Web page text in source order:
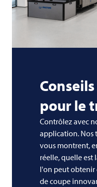
pour le
Contrôlez avec
application. Nos
vous montrent,
réelle, quelle
l'on peut obtenir
de coupe